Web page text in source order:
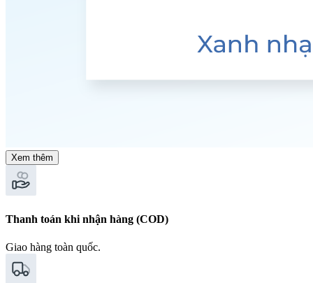
Xem thêm
Thanh toán khi nhận hàng (COD)
Giao hàng toàn quốc.